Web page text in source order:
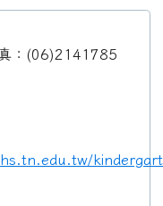
：(06)2141785